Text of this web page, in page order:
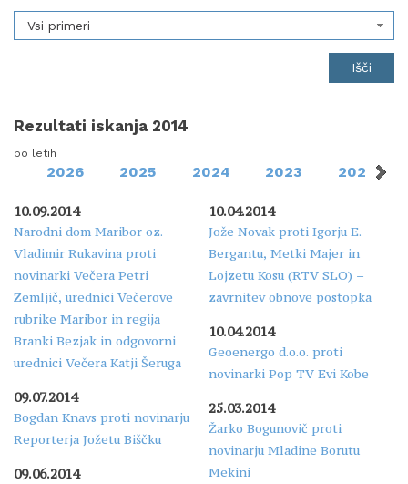
Vsi primeri
Rezultati iskanja 2014
po letih
2026 2025 2024 2023 2022
10.09.2014
Narodni dom Maribor oz.
Vladimir Rukavina proti
novinarki Večera Petri
Zemljič, urednici Večerove
rubrike Maribor in regija
Branki Bezjak in odgovorni
urednici Večera Katji Šeruga
09.07.2014
Bogdan Knavs proti novinarju
Reporterja Jožetu Biščku
09.06.2014
10.04.2014
Jože Novak proti Igorju E.
Bergantu, Metki Majer in
Lojzetu Kosu (RTV SLO) –
zavrnitev obnove postopka
10.04.2014
Geoenergo d.o.o. proti
novinarki Pop TV Evi Kobe
25.03.2014
Žarko Bogunovič proti
novinarju Mladine Borutu
Mekini